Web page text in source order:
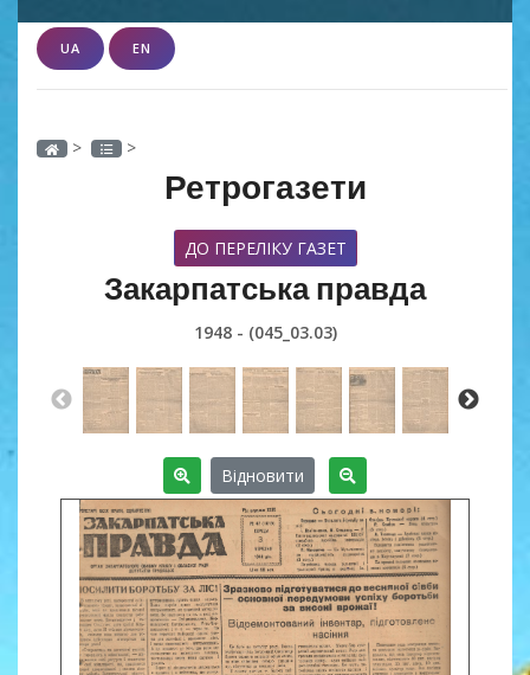
UA EN
> >
Ретрогазети
ДО ПЕРЕЛІКУ ГАЗЕТ
Закарпатська правда
1948 - (045_03.03)
Відновити